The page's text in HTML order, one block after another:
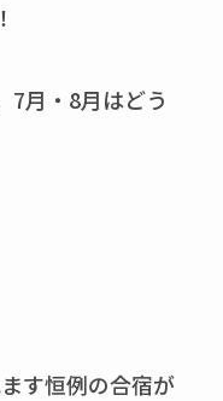
7月・8月はどう
す恒例の合宿が